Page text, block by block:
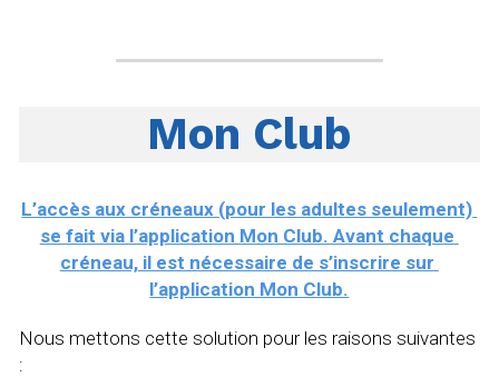
Mon Club
L’accès aux créneaux (pour les adultes seulement)
se fait via l’application Mon Club. Avant chaque
créneau, il est nécessaire de s’inscrire sur
l’application Mon Club.
Nous mettons cette solution pour les raisons suivantes
: